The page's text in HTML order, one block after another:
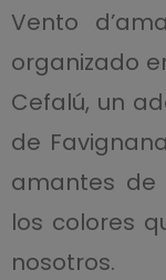
Vento
organizado
Cefalú, un
de
amantes
los colores
nosotros.